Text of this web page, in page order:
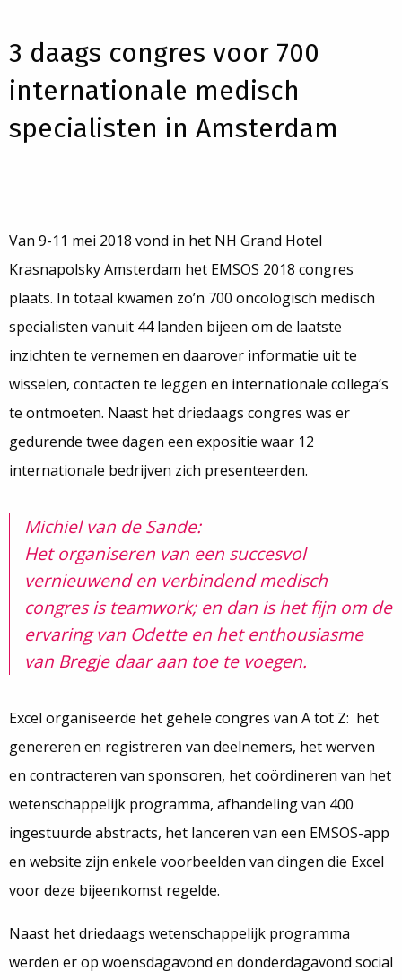
3 daags congres voor 700
internationale medisch
specialisten in Amsterdam
Van 9-11 mei 2018 vond in het NH Grand Hotel
Krasnapolsky Amsterdam het EMSOS 2018 congres
plaats. In totaal kwamen zo’n 700 oncologisch medisch
specialisten vanuit 44 landen bijeen om de laatste
inzichten te vernemen en daarover informatie uit te
wisselen, contacten te leggen en internationale collega’s
te ontmoeten. Naast het driedaags congres was er
gedurende twee dagen een expositie waar 12
internationale bedrijven zich presenteerden.
Michiel van de Sande:
Het organiseren van een succesvol
vernieuwend en verbindend medisch
congres is teamwork; en dan is het fijn om de
ervaring van Odette en het enthousiasme
van Bregje daar aan toe te voegen.
Excel organiseerde het gehele congres van A tot Z: het
genereren en registreren van deelnemers, het werven
en contracteren van sponsoren, het coördineren van het
wetenschappelijk programma, afhandeling van 400
ingestuurde abstracts, het lanceren van een EMSOS-app
en website zijn enkele voorbeelden van dingen die Excel
voor deze bijeenkomst regelde.
Naast het driedaags wetenschappelijk programma
werden er op woensdagavond en donderdagavond social